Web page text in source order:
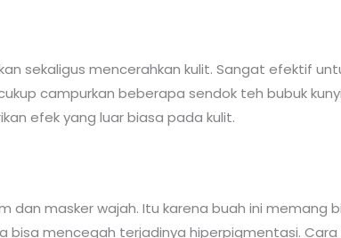
sekaligus mencerahkan kulit. Sangat efektif
campurkan beberapa sendok teh bubuk
efek yang luar biasa pada kulit.
dan masker wajah. Itu karena buah ini memang
bisa mencegah terjadinya hiperpigmentasi.